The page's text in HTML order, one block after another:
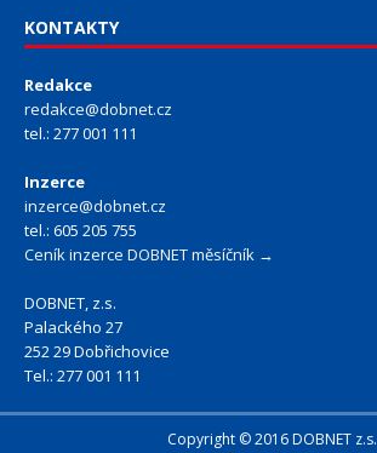
KONTAKTY
Redakce
redakce@dobnet.cz
tel.: 277 001 111
Inzerce
inzerce@dobnet.cz
tel.: 605 205 755
Ceník inzerce DOBNET měsíčník →
DOBNET, z.s.
Palackého 27
252 29 Dobřichovice
Tel.: 277 001 111
Copyright © 2016 DOBNET z.s.